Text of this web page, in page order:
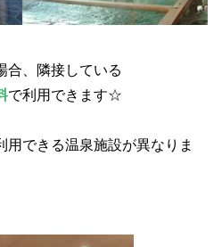
合、隣接している
で利用できます☆
できる温泉施設が異なりま